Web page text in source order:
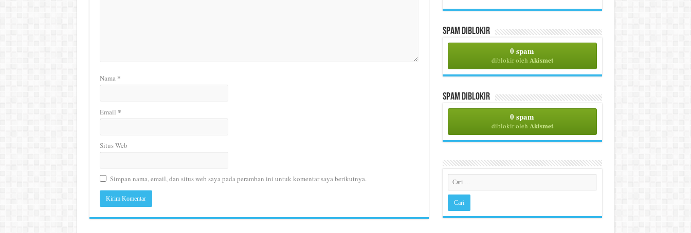
Nama *
Email *
Situs Web
Simpan nama, email, dan situs web saya pada peramban ini untuk komentar saya berikutnya.
Spam Diblokir
0 spam
diblokir oleh Akismet
Spam Diblokir
0 spam
diblokir oleh Akismet